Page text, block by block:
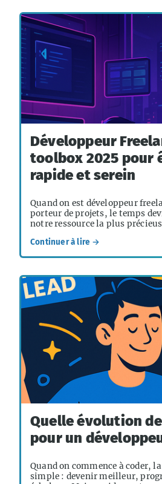
Développeur
toolbox 2025 pour
rapide et serein
Quand on est développeur
porteur de projets, le temps
notre ressource la plus
Continuer à lire →
Quelle évolution
pour un
Quand on commence à coder,
simple : devenir meilleur,